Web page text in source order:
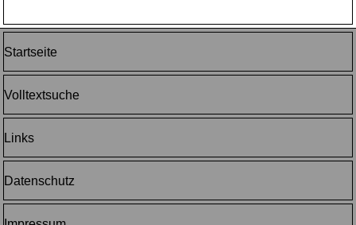
Startseite
Volltextsuche
Links
Datenschutz